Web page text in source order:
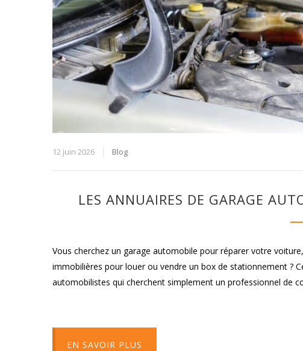
12 juin 2026 Blog
LES ANNUAIRES DE GARAGE
Vous cherchez un garage automobile pour réparer votre
immobilières pour louer ou vendre un box de stationnement ?
automobilistes qui cherchent simplement un professionnel de
EN SAVOIR PLUS